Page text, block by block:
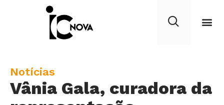
Vânia Gala, curadora da
C
a
Notícias